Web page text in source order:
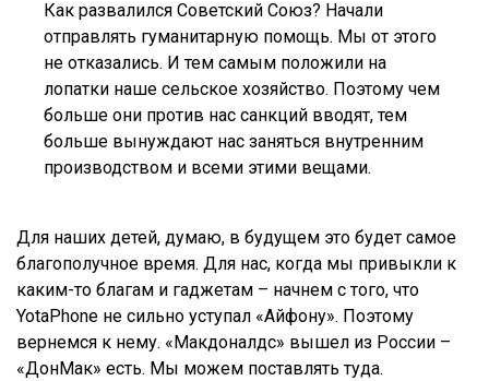
Как развалился Советский Союз? Начали
отправлять гуманитарную помощь. Мы от этого
не отказались. И тем самым положили на
лопатки наше сельское хозяйство. Поэтому чем
больше они против нас санкций вводят, тем
больше вынуждают нас заняться внутренним
производством и всеми этими вещами.
Для наших детей, думаю, в будущем это будет самое
благополучное время. Для нас, когда мы привыкли к
каким-то благам и гаджетам – начнем с того, что
YotaPhone не сильно уступал «Айфону». Поэтому
вернемся к нему. «Макдоналдс» вышел из России –
«ДонМак» есть. Мы можем поставлять туда.